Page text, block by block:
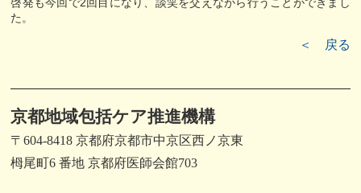
た。
＜ 戻る
京都地域包括ケア推進機構
〒604-8418 京都府京都市中京区西ノ京東
栂尾町6 番地 京都府医師会館703